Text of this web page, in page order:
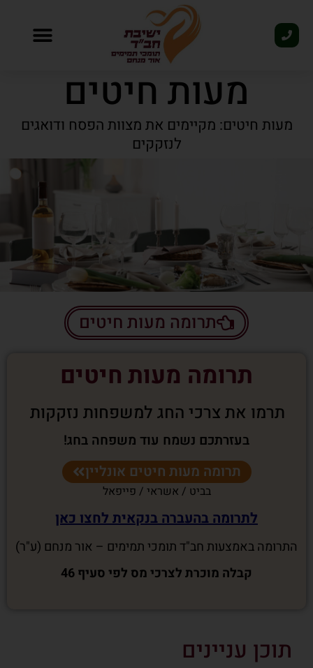
מעות חיטים
מעות חיטים: מקיימים את מצוות הפסח ודואגים
לנזקקים
תרומה מעות חיטים
תרומה מעות חיטים
תרמו את צרכי החג למשפחות נזקקות
בעזרתכם נשמח עוד משפחה בחג!
תרומה מעות חיטים אונליין
בביט / אשראי / פייפאל
לתרומה בהעברה בנקאית לחצו כאן
התרומה באמצעות חב"ד תומכי תמימים – אור מנחם (ע"ר)
קבלה מוכרת לצרכי מס לפי סעיף 46
תוכן עניינים